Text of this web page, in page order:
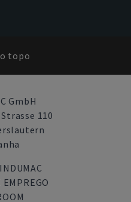
topo
GmbH
110
EMPREGO